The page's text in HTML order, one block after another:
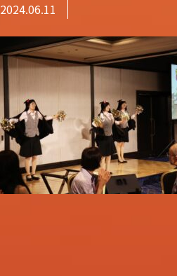
2024.06.11